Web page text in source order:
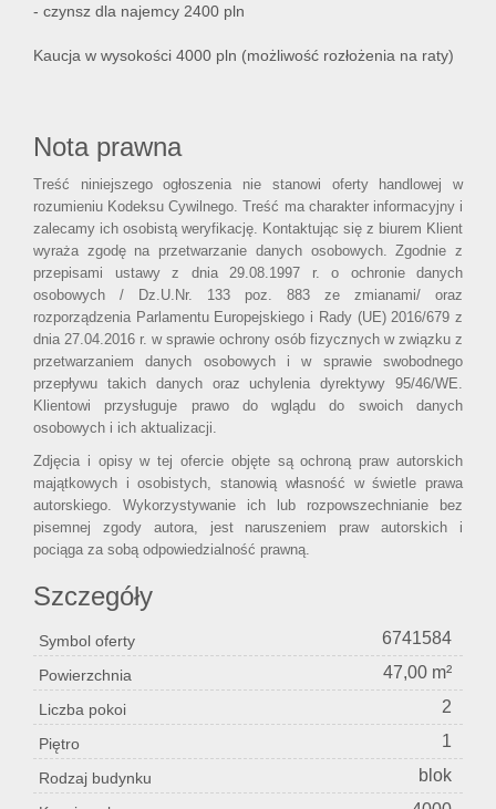
- czynsz dla najemcy 2400 pln
Kaucja w wysokości 4000 pln (możliwość rozłożenia na raty)
Nota prawna
Treść niniejszego ogłoszenia nie stanowi oferty handlowej w
rozumieniu Kodeksu Cywilnego. Treść ma charakter informacyjny i
zalecamy ich osobistą weryfikację. Kontaktując się z biurem Klient
wyraża zgodę na przetwarzanie danych osobowych. Zgodnie z
przepisami ustawy z dnia 29.08.1997 r. o ochronie danych
osobowych / Dz.U.Nr. 133 poz. 883 ze zmianami/ oraz
rozporządzenia Parlamentu Europejskiego i Rady (UE) 2016/679 z
dnia 27.04.2016 r. w sprawie ochrony osób fizycznych w związku z
przetwarzaniem danych osobowych i w sprawie swobodnego
przepływu takich danych oraz uchylenia dyrektywy 95/46/WE.
Klientowi przysługuje prawo do wglądu do swoich danych
osobowych i ich aktualizacji.
Zdjęcia i opisy w tej ofercie objęte są ochroną praw autorskich
majątkowych i osobistych, stanowią własność w świetle prawa
autorskiego. Wykorzystywanie ich lub rozpowszechnianie bez
pisemnej zgody autora, jest naruszeniem praw autorskich i
pociąga za sobą odpowiedzialność prawną.
Szczegóły
Symbol oferty 6741584
Powierzchnia 47,00 m²
Liczba pokoi 2
Piętro 1
Rodzaj budynku blok